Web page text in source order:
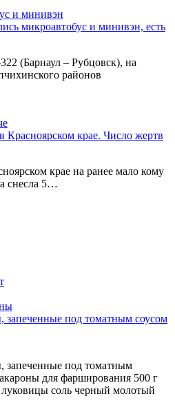
микроавтобус и минивэн, есть
(Барнаул – Рубцовск), на
районов
Красноярском крае. Число жертв
крае на ранее мало кому
снесла 5…
под томатным соусом
под томатным
для фарширования 500 г
соль черный молотый